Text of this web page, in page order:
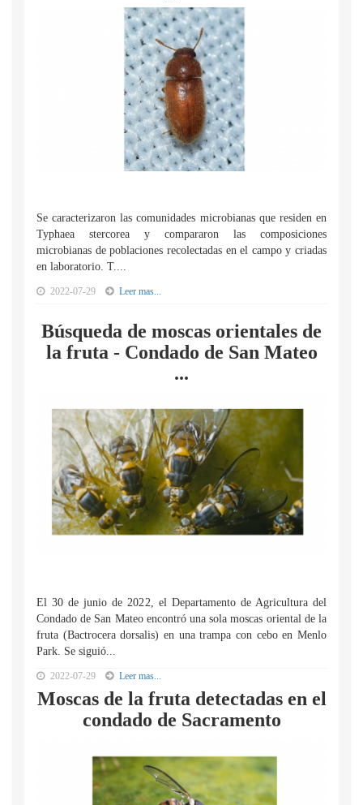
Se caracterizaron las comunidades microbianas que residen en
Typhaea stercorea y compararon las composiciones
microbianas de poblaciones recolectadas en el campo y criadas
en laboratorio. T....
2022-07-29 Leer mas...
Búsqueda de moscas orientales de
la fruta - Condado de San Mateo
...
El 30 de junio de 2022, el Departamento de Agricultura del
Condado de San Mateo encontró una sola moscas oriental de la
fruta (Bactrocera dorsalis) en una trampa con cebo en Menlo
Park. Se siguió...
2022-07-29 Leer mas...
Moscas de la fruta detectadas en el
condado de Sacramento